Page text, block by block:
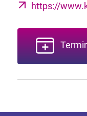
https://